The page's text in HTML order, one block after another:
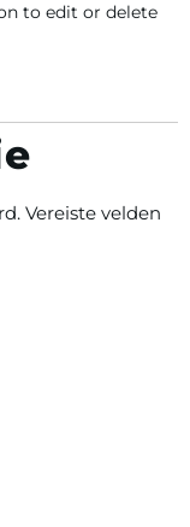
to edit or delete
Vereiste velden